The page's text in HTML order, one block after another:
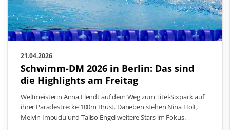
21.04.2026
Schwimm-DM 2026 in Berlin: Das sind
die Highlights am Freitag
Weltmeisterin Anna Elendt auf dem Weg zum Titel-Sixpack auf
ihrer Paradestrecke 100m Brust. Daneben stehen Nina Holt,
Melvin Imoudu und Taliso Engel weitere Stars im Fokus.